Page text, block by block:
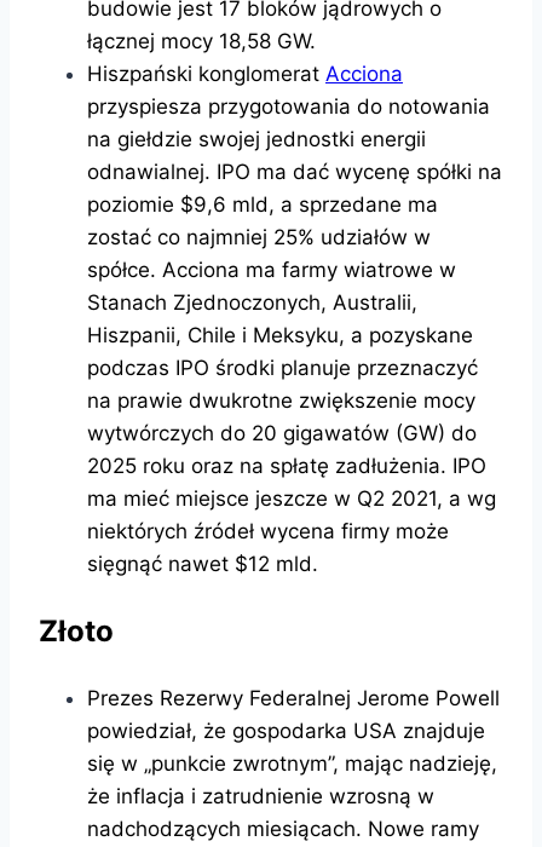
budowie jest 17 bloków jądrowych o
łącznej mocy 18,58 GW.
Hiszpański konglomerat Acciona
przyspiesza przygotowania do notowania
na giełdzie swojej jednostki energii
odnawialnej. IPO ma dać wycenę spółki na
poziomie $9,6 mld, a sprzedane ma
zostać co najmniej 25% udziałów w
spółce. Acciona ma farmy wiatrowe w
Stanach Zjednoczonych, Australii,
Hiszpanii, Chile i Meksyku, a pozyskane
podczas IPO środki planuje przeznaczyć
na prawie dwukrotne zwiększenie mocy
wytwórczych do 20 gigawatów (GW) do
2025 roku oraz na spłatę zadłużenia. IPO
ma mieć miejsce jeszcze w Q2 2021, a wg
niektórych źródeł wycena firmy może
sięgnąć nawet $12 mld.
Złoto
Prezes Rezerwy Federalnej Jerome Powell
powiedział, że gospodarka USA znajduje
się w „punkcie zwrotnym”, mając nadzieję,
że inflacja i zatrudnienie wzrosną w
nadchodzących miesiącach. Nowe ramy